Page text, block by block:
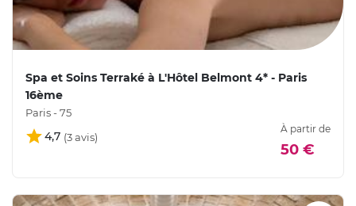
Spa et Soins Terraké à L'Hôtel Belmont 4* - Paris
16ème
Paris - 75
4,7
À partir de
50 €